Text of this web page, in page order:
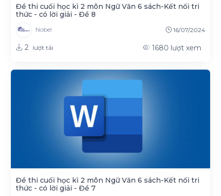
Đề thi cuối học kì 2 môn Ngữ Văn 6 sách-Kết nối tri
thức - có lời giải - Đề 8
Nobel 16/07/2024
2 lượt tải 1680 lượt xem
Đề thi cuối học kì 2 môn Ngữ Văn 6 sách-Kết nối tri
thức - có lời giải - Đề 7